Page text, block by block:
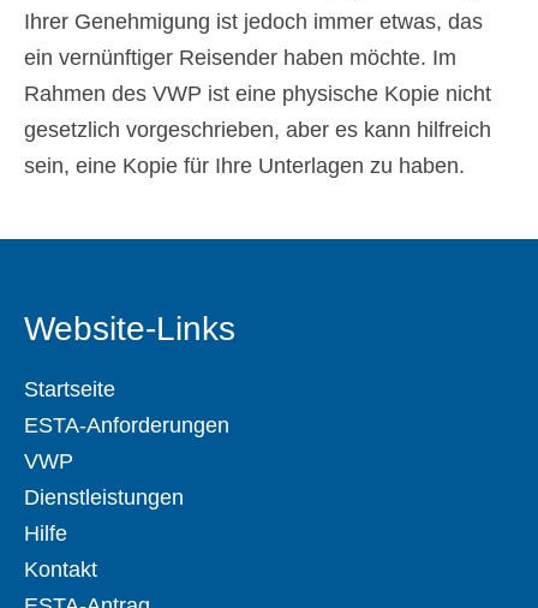
Ihrer Genehmigung ist jedoch immer etwas, das
ein vernünftiger Reisender haben möchte. Im
Rahmen des VWP ist eine physische Kopie nicht
gesetzlich vorgeschrieben, aber es kann hilfreich
sein, eine Kopie für Ihre Unterlagen zu haben.
Website-Links
Startseite
ESTA-Anforderungen
VWP
Dienstleistungen
Hilfe
Kontakt